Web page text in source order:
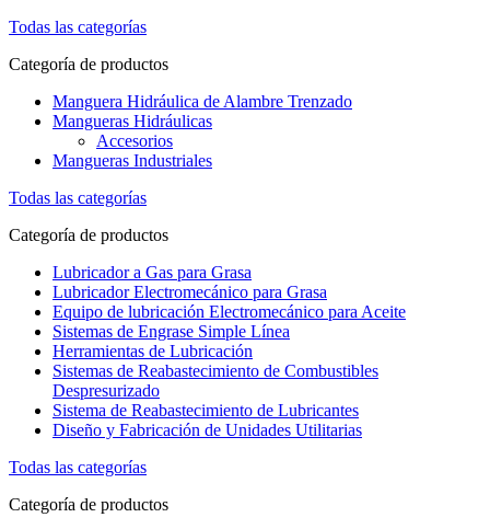
Todas las categorías
Categoría de productos
Manguera Hidráulica de Alambre Trenzado
Mangueras Hidráulicas
Accesorios
Mangueras Industriales
Todas las categorías
Categoría de productos
Lubricador a Gas para Grasa
Lubricador Electromecánico para Grasa
Equipo de lubricación Electromecánico para Aceite
Sistemas de Engrase Simple Línea
Herramientas de Lubricación
Sistemas de Reabastecimiento de Combustibles
Despresurizado
Sistema de Reabastecimiento de Lubricantes
Diseño y Fabricación de Unidades Utilitarias
Todas las categorías
Categoría de productos